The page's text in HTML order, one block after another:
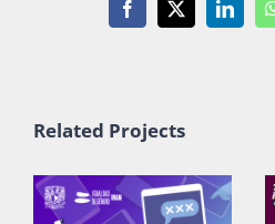
Bienvenida
Facebook
X
Related Projects